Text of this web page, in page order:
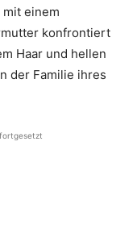
einem
konfrontiert
Haar und hellen
der Familie ihres